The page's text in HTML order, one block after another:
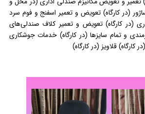
(در کارگاه) تعویض و تعمیر اسفنج و فوم سرد
(در کارگاه) تعویض و تعمیر کلاف صندلی‌های
و تمام سایزها (در کارگاه) خدمات جوشکاری
کارگاه) قلاویز (در کارگاه)